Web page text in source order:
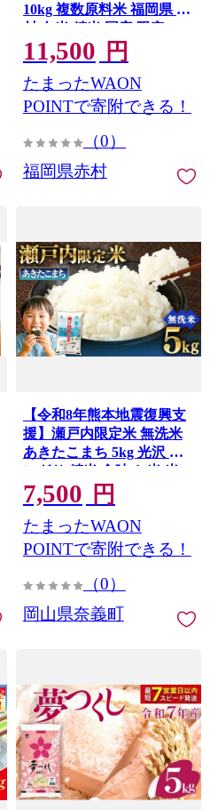
10kg 複数原料米 福岡県 赤
村 白米 精米 国産 限定 ご
はん ご飯 白飯 米 10kg お
米 ふるさと人気 ランキン
グ (品番:3X4R7)
11,500 円
たまったWAON
POINTで寄附できる！
（0）
福岡県赤村
【令和8年熊本地震復興支
援】瀬戸内限定米 無洗米
あきたこまち 5kg 光沢 お
にぎり 精米 食味 お米 米
こめ コメ 白米 白飯 飯 ご
飯 ブランド ブランド米 国
産 岡山県産
7,500 円
たまったWAON
POINTで寄附できる！
（0）
岡山県奈義町